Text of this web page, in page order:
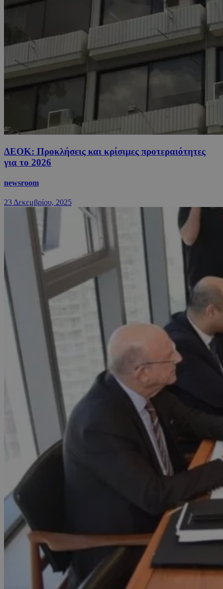
ΔΕΟΚ: Προκλήσεις και κρίσιμες προτεραιότητες
για το 2026
newsroom
23 Δεκεμβρίου, 2025